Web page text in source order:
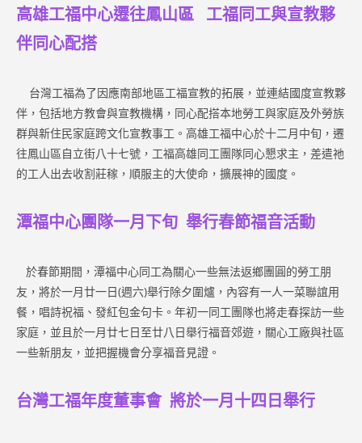
高雄工福中心遷往鳳山區 工福同工與宣教夥
伴同心配搭
台灣工福為了因應南部地區工福宣教的拓展，並連結國度宣教夥
伴，包括地方教會與宣教機構，同心配搭本地勞工與家庭及外勞族
群與新住民家庭跨文化宣教事工。高雄工福中心於十二月中旬，遷
往鳳山區自立街八十七號，工福高雄同工團隊同心懇求主，差遣祂
的工人出去收割莊稼，順服主的大使命，擴展神的國度。
潭福中心團隊一月下旬 舉行春節福音活動
於春節期間，潭福中心同工為關心一些無法返鄉團圓的勞工朋
友，將於一月廿一日(週六)舉行除夕圍爐，內容有一人一菜聯誼用
餐，唱詩祝福、發紅包金句卡。年初一同工團隊也將走春探訪一些
家庭，並且於一月廿七日至廿八日舉行福音郊遊，關心工廠與社區
一些新朋友，並把握機會分享福音見證。
台灣工福年度董事會 將於一月十四日舉行